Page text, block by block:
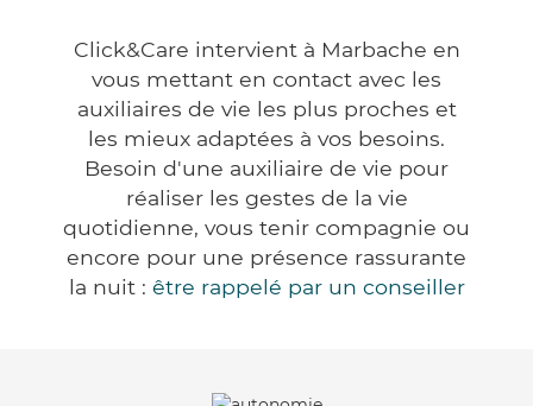
Click&Care intervient à Marbache en
vous mettant en contact avec les
auxiliaires de vie les plus proches et
les mieux adaptées à vos besoins.
Besoin d'une auxiliaire de vie pour
réaliser les gestes de la vie
quotidienne, vous tenir compagnie ou
encore pour une présence rassurante
la nuit : être rappelé par un conseiller